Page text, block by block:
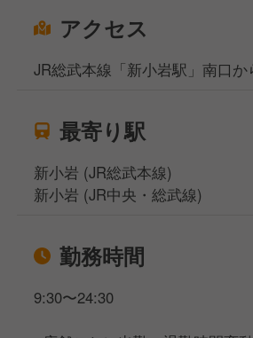
アクセス
JR総武本線「新小岩駅」南口か
最寄り駅
新小岩 (JR総武本線)
新小岩 (JR中央・総武線)
勤務時間
9:30〜24:30